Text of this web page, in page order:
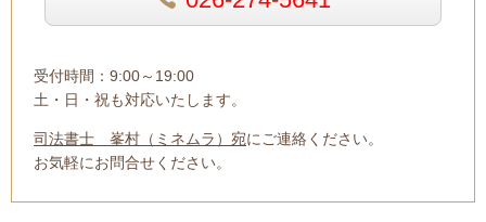
受付時間：9:00～19:00
土・日・祝も対応いたします。
司法書士 峯村（ミネムラ）宛にご連絡ください。
お気軽にお問合せください。